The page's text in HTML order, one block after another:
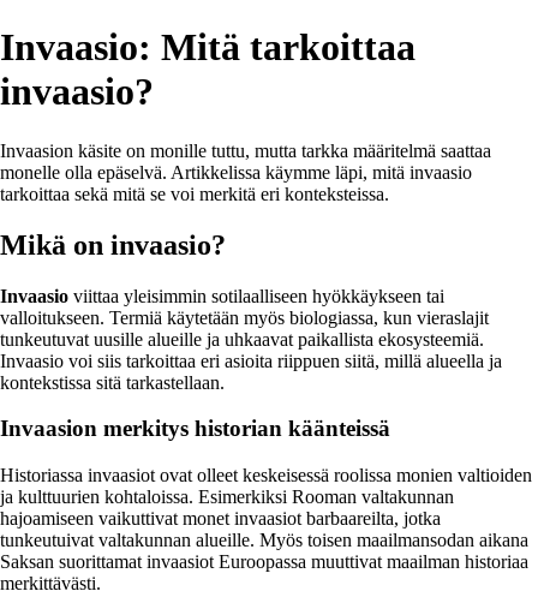
Invaasio: Mitä tarkoittaa
invaasio?
Invaasion käsite on monille tuttu, mutta tarkka määritelmä saattaa
monelle olla epäselvä. Artikkelissa käymme läpi, mitä invaasio
tarkoittaa sekä mitä se voi merkitä eri konteksteissa.
Mikä on invaasio?
Invaasio viittaa yleisimmin sotilaalliseen hyökkäykseen tai
valloitukseen. Termiä käytetään myös biologiassa, kun vieraslajit
tunkeutuvat uusille alueille ja uhkaavat paikallista ekosysteemiä.
Invaasio voi siis tarkoittaa eri asioita riippuen siitä, millä alueella ja
kontekstissa sitä tarkastellaan.
Invaasion merkitys historian käänteissä
Historiassa invaasiot ovat olleet keskeisessä roolissa monien valtioiden
ja kulttuurien kohtaloissa. Esimerkiksi Rooman valtakunnan
hajoamiseen vaikuttivat monet invaasiot barbaareilta, jotka
tunkeutuivat valtakunnan alueille. Myös toisen maailmansodan aikana
Saksan suorittamat invaasiot Euroopassa muuttivat maailman historiaa
merkittävästi.